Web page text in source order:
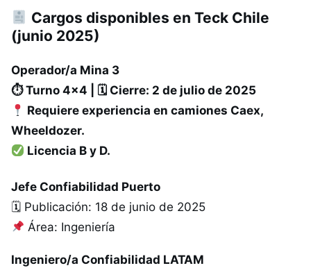
Cargos disponibles en Teck Chile
(junio 2025)
Operador/a Mina 3
⏱ Turno 4×4 | 🗓 Cierre: 2 de julio de 2025
Requiere experiencia en camiones Caex,
Wheeldozer.
Licencia B y D.
Jefe Confiabilidad Puerto
🗓 Publicación: 18 de junio de 2025
Área: Ingeniería
Ingeniero/a Confiabilidad LATAM